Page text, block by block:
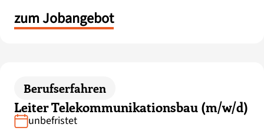
zum Jobangebot
Berufserfahren
Leiter Telekommunikationsbau (m/w/d)
unbefristet